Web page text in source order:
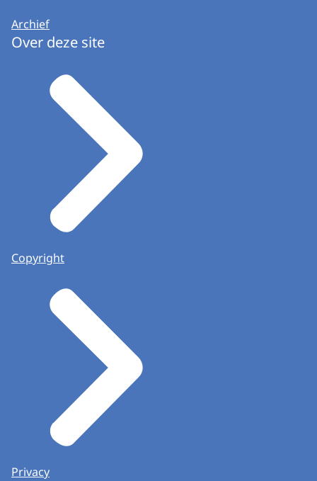
Archief
Over deze site
Copyright
Privacy